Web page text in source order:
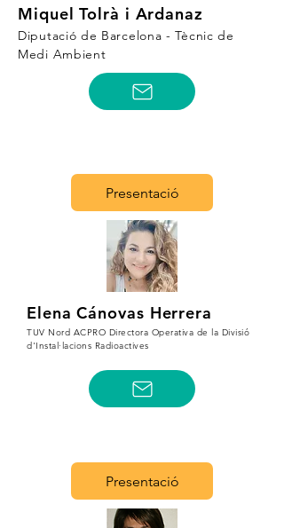
Miquel Tolrà i Ardanaz
Diputació de Barcelona - Tècnic de
Medi Ambient
Presentació
Elena Cánovas Herrera
TUV Nord ACPRO Directora Operativa de la Divisió
d'Instal·lacions Radioactives
Presentació